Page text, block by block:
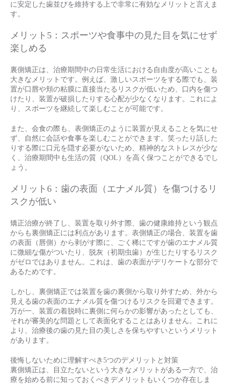
に安定した歯並びを維持する上で非常に有効なメリットと言えま
す。
メリット5：スポーツや食事中の見た目を気にせず
楽しめる
裏側矯正は、治療期間中の日常生活における自由度が高いことも
大きなメリットです。例えば、激しいスポーツをする際でも、装
置が口唇や頬の粘膜に直接当たるリスクが低いため、口内を傷つ
けたり、装置が破損したりする心配が少なくなります。これによ
り、スポーツを継続して楽しむことが可能です。
また、会食の際も、表側矯正のように装置が見えることを気にせ
ず、自然に会話や食事を楽しむことができます。笑ったり話した
りする際に口元を隠す必要がないため、精神的なストレスが少な
く、治療期間中も生活の質（QOL）を高く保つことができるでし
ょう。
メリット6：歯の表面（エナメル質）を傷つけるリ
スクが低い
矯正治療が終了し、装置を取り外す際、歯の健康維持という観点
からも裏側矯正には利点があります。表側矯正の場合、装置を歯
の表面（唇側）から剥がす際に、ごく稀にですが歯のエナメル質
に微細な傷がついたり、脱灰（初期虫歯）が生じたりするリスク
がゼロではありません。これは、歯の表面がデリケートな部分で
あるためです。
しかし、裏側矯正では装置を歯の裏側から取り外すため、外から
見える歯の表面のエナメル質を傷つけるリスクを回避できます。
万が一、装置の着脱時に裏側に何らかの影響があったとしても、
それが審美的な問題として表面化することはありません。これに
より、治療後の歯の見た目の美しさを保ちやすいというメリット
があります。
後悔しないために理解すべき5つのデメリットと対策
裏側矯正は、目立たないという大きなメリットがある一方で、治
療を始める前に知っておくべきデメリットもいくつか存在しま